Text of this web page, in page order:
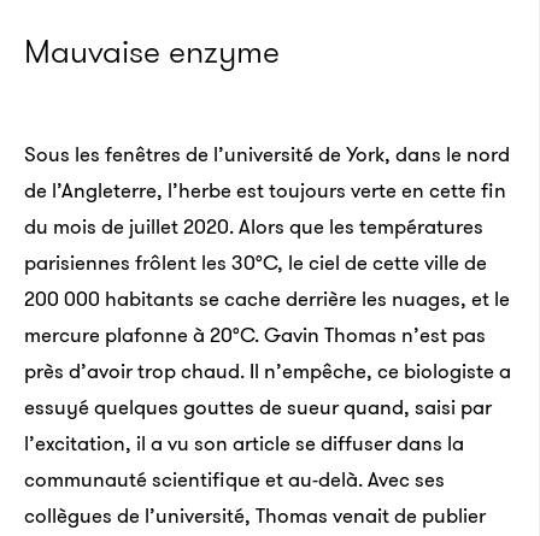
Mauvaise enzyme
Sous les fenêtres de l’université de York, dans le nord
de l’Angleterre, l’herbe est toujours verte en cette fin
du mois de juillet 2020. Alors que les températures
parisiennes frôlent les 30°C, le ciel de cette ville de
200 000 habitants se cache derrière les nuages, et le
mercure plafonne à 20°C. Gavin Thomas n’est pas
près d’avoir trop chaud. Il n’empêche, ce biologiste a
essuyé quelques gouttes de sueur quand, saisi par
l’excitation, il a vu son article se diffuser dans la
communauté scientifique et au-delà. Avec ses
collègues de l’université, Thomas venait de publier